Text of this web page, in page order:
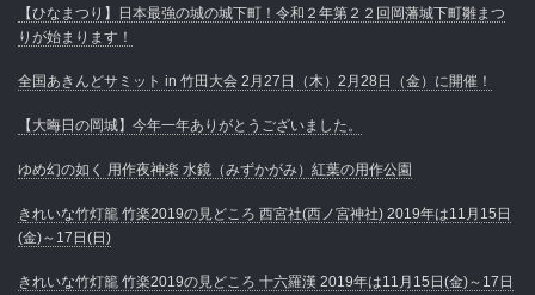
【ひなまつり】日本最強の城の城下町！令和２年第２２回岡藩城下町雛まつ
りが始まります！
全国あきんどサミット in 竹田大会 2月27日（木）2月28日（金）に開催！
【大晦日の岡城】今年一年ありがとうございました。
ゆめ幻の如く 用作夜神楽 水鏡（みずかがみ）紅葉の用作公園
きれいな竹灯籠 竹楽2019の見どころ 西宮社(西ノ宮神社) 2019年は11月15日
(金)～17日(日)
きれいな竹灯籠 竹楽2019の見どころ 十六羅漢 2019年は11月15日(金)～17日